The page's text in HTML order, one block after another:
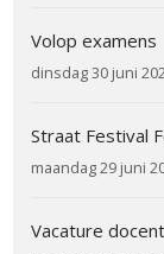
Volop examens
dinsdag 30 juni
Straat Festival
maandag 29 juni
Vacature